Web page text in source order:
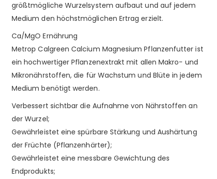
größtmögliche Wurzelsystem aufbaut und auf jedem
Medium den höchstmöglichen Ertrag erzielt.
Ca/MgO Ernährung
Metrop Calgreen Calcium Magnesium Pflanzenfutter ist
ein hochwertiger Pflanzenextrakt mit allen Makro- und
Mikronährstoffen, die für Wachstum und Blüte in jedem
Medium benötigt werden.
Verbessert sichtbar die Aufnahme von Nährstoffen an
der Wurzel;
Gewährleistet eine spürbare Stärkung und Aushärtung
der Früchte (Pflanzenhärter);
Gewährleistet eine messbare Gewichtung des
Endprodukts;